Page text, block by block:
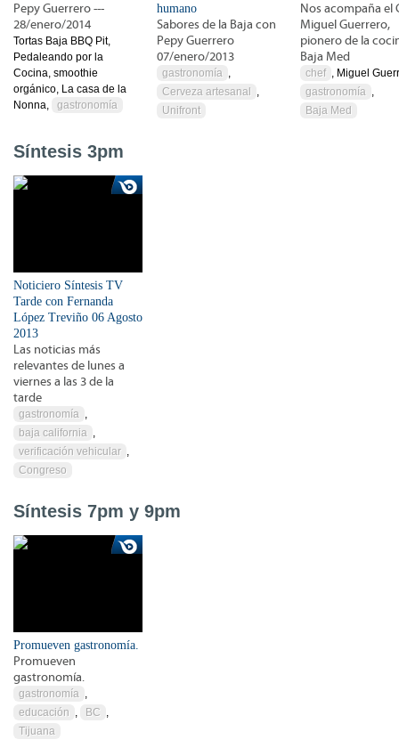
Pepy Guerrero ---
28/enero/2014
Tortas Baja BBQ Pit,
Pedaleando por la
Cocina, smoothie
orgánico, La casa de la
Nonna,
gastronomía
humano
Sabores de la Baja con
Pepy Guerrero
07/enero/2013
gastronomía ,
Cerveza artesanal ,
Unifront
Nos acompaña el
Miguel Guerrero,
pionero de la
Baja Med
chef , Miguel
gastronomía ,
Baja Med
Síntesis 3pm
Noticiero Síntesis TV
Tarde con Fernanda
López Treviño 06 Agosto
2013
Las noticias más
relevantes de lunes a
viernes a las 3 de la
tarde
gastronomía ,
baja california ,
verificación vehicular ,
Congreso
Síntesis 7pm y 9pm
Promueven gastronomía.
Promueven
gastronomía.
gastronomía ,
educación , BC ,
Tijuana